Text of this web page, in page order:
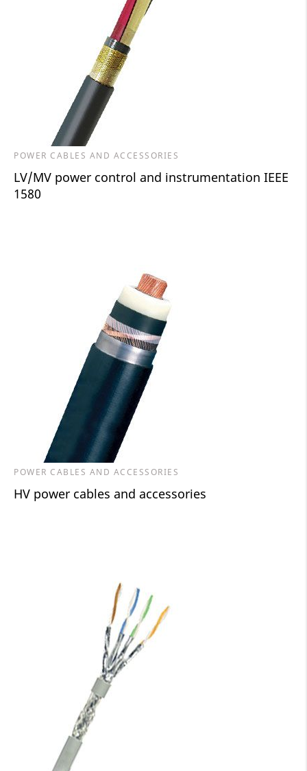
POWER CABLES AND ACCESSORIES
LV/MV power control and instrumentation IEEE
1580
POWER CABLES AND ACCESSORIES
HV power cables and accessories